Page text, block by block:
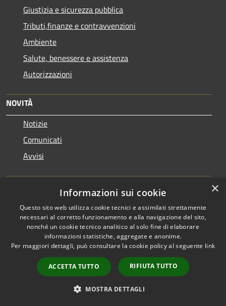
Giustizia e sicurezza pubblica
Tributi,finanze e contravvenzioni
Ambiente
Salute, benessere e assistenza
Autorizzazioni
NOVITÀ
Notizie
Comunicati
Avvisi
VIVERE IL COMUNE
Eventi
CONTATTI
Comune di Canosa di Puglia
Piazza Martiri del 23 Maggio, 13 - 76012 - BT
Codice Fiscale: 81000530725
×
Informazioni sui cookie
Questo sito web utilizza cookie tecnici e assimilati strettamente
necessari al corretto funzionamento e alla navigazione del sito,
nonché un cookie tecnico analitico al solo fine di elaborare
informazioni statistiche, aggregate e anonime.
Per maggiori dettagli, può consultare la cookie policy al seguente link
ACCETTA TUTTO RIFIUTA TUTTO
MOSTRA DETTAGLI